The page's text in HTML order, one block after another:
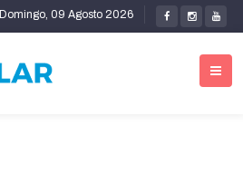
Domingo, 09 Agosto 2026